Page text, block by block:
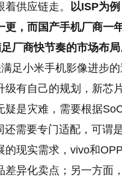
供应链走。 以ISP为
，而国产手机厂商一
厂商快节奏的市场布局
足小米手机影像进步的
有自己的规划，新芯
是灾难，需要根据
需要专门适配，可谓是
现实需求，vivo和
异化卖点；另一方面